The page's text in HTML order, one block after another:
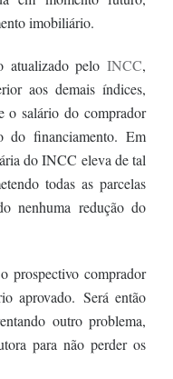
imobiliário.
atualizado pelo INCC,
aos demais índices,
o salário do comprador
do financiamento. Em
do INCC eleva de tal
todas as parcelas
nenhuma redução do
prospectivo comprador
aprovado. Será então
outro problema,
para não perder os